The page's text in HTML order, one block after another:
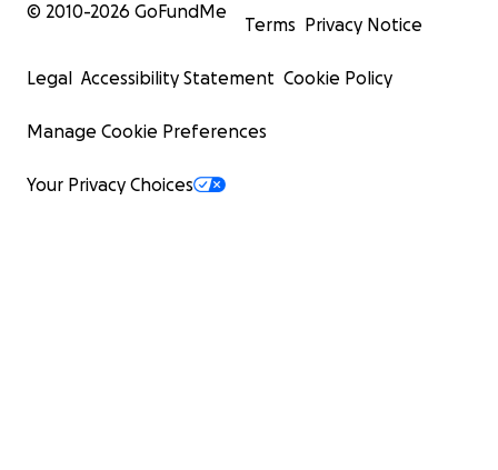
© 2010-2026 GoFundMe
Terms Privacy Notice
Legal Accessibility Statement Cookie Policy
Manage Cookie Preferences
Your Privacy Choices